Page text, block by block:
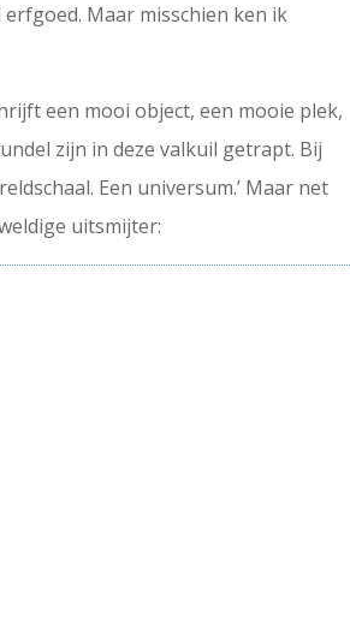
Maar misschien ken ik
een mooi object, een mooie plek,
zijn in deze valkuil getrapt. Bij
Een universum.’ Maar net
uitsmijter: